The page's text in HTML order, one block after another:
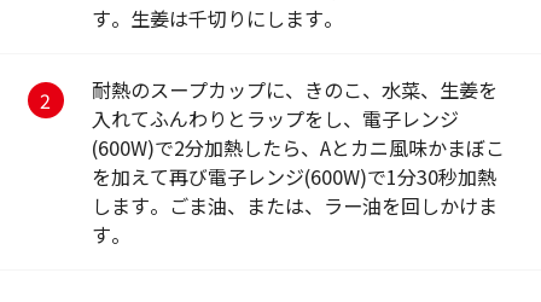
す。生姜は千切りにします。
耐熱のスープカップに、きのこ、水菜、生姜を
入れてふんわりとラップをし、電子レンジ
(600W)で2分加熱したら、Aとカニ風味かまぼこ
を加えて再び電子レンジ(600W)で1分30秒加熱
します。ごま油、または、ラー油を回しかけま
す。